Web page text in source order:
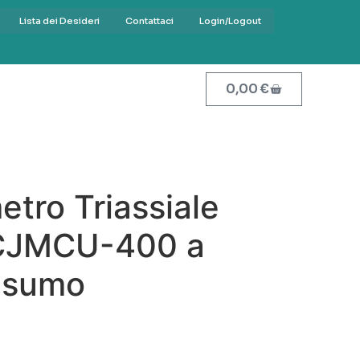
Lista dei Desideri Contattaci Login/Logout
0,00€
Triassiale
400 a